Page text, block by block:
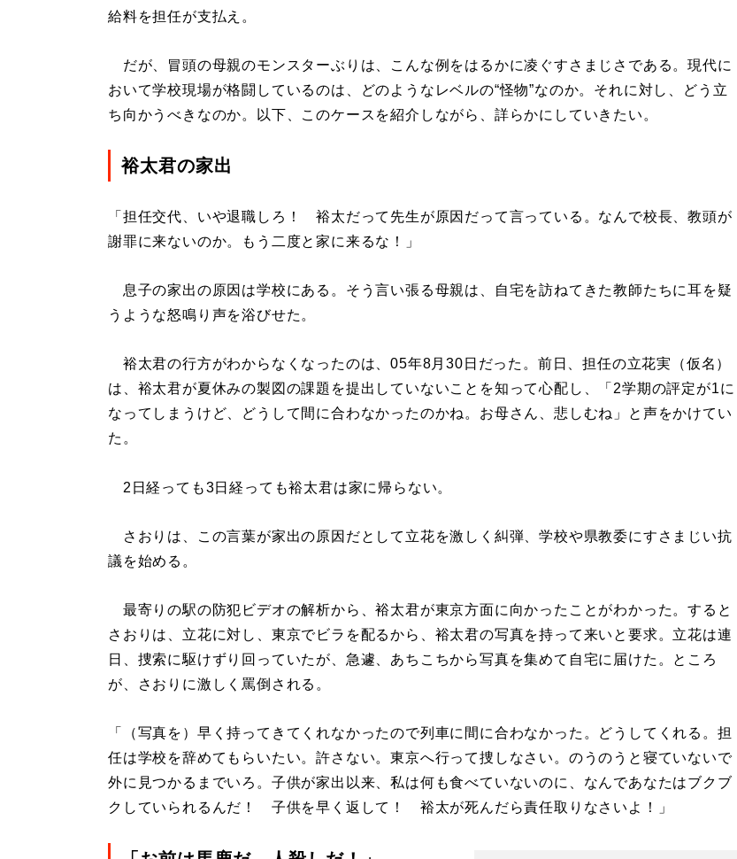
給料を担任が支払え。
だが、冒頭の母親のモンスターぶりは、こんな例をはるかに凌ぐすさまじさである。現代に
おいて学校現場が格闘しているのは、どのようなレベルの“怪物”なのか。それに対し、どう立
ち向かうべきなのか。以下、このケースを紹介しながら、詳らかにしていきたい。
裕太君の家出
「担任交代、いや退職しろ！ 裕太だって先生が原因だって言っている。なんで校長、教頭が
謝罪に来ないのか。もう二度と家に来るな！」
息子の家出の原因は学校にある。そう言い張る母親は、自宅を訪ねてきた教師たちに耳を疑
うような怒鳴り声を浴びせた。
裕太君の行方がわからなくなったのは、05年8月30日だった。前日、担任の立花実（仮名）
は、裕太君が夏休みの製図の課題を提出していないことを知って心配し、「2学期の評定が1に
なってしまうけど、どうして間に合わなかったのかね。お母さん、悲しむね」と声をかけてい
た。
2日経っても3日経っても裕太君は家に帰らない。
さおりは、この言葉が家出の原因だとして立花を激しく糾弾、学校や県教委にすさまじい抗
議を始める。
最寄りの駅の防犯ビデオの解析から、裕太君が東京方面に向かったことがわかった。すると
さおりは、立花に対し、東京でビラを配るから、裕太君の写真を持って来いと要求。立花は連
日、捜索に駆けずり回っていたが、急遽、あちこちから写真を集めて自宅に届けた。ところ
が、さおりに激しく罵倒される。
「（写真を）早く持ってきてくれなかったので列車に間に合わなかった。どうしてくれる。担
任は学校を辞めてもらいたい。許さない。東京へ行って捜しなさい。のうのうと寝ていないで
外に見つかるまでいろ。子供が家出以来、私は何も食べていないのに、なんであなたはブクブ
クしていられるんだ！ 子供を早く返して！ 裕太が死んだら責任取りなさいよ！」